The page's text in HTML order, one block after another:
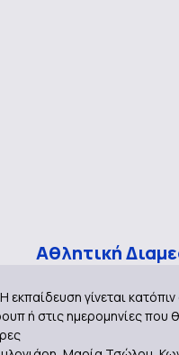
Αθλητική
Η εκπαίδευση γίνεται
ή στις ημερομηνίες που